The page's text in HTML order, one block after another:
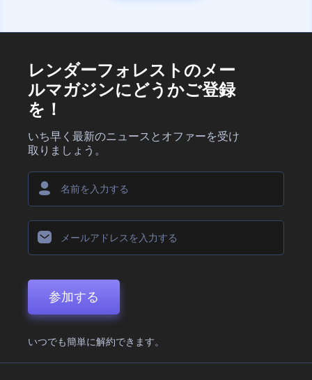
レンダーフォレストのメー
ルマガジンにどうかご登録
を！
いち早く最新のニュースとオファーを受け
取りましょう。
参加する
いつでも簡単に解約できます。